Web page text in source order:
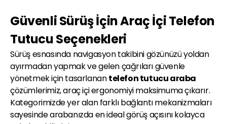
Güvenli Sürüş İçin Araç İçi Telefon
Tutucu Seçenekleri
Sürüş esnasında navigasyon takibini gözünüzü yoldan
ayırmadan yapmak ve gelen çağrıları güvenle
yönetmek için tasarlanantelefon tutucu araba
çözümlerimiz, araç içi ergonomiyi maksimuma çıkarır.
Kategorimizde yer alan farklı bağlantı mekanizmaları
sayesinde arabanızda en ideal görüş açısını kolayca